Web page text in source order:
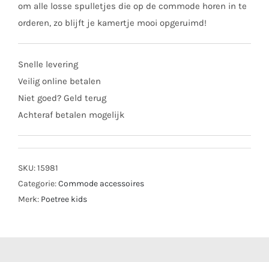
om alle losse spulletjes die op de commode horen in te
orderen, zo blijft je kamertje mooi opgeruimd!
Snelle levering
Veilig online betalen
Niet goed? Geld terug
Achteraf betalen mogelijk
SKU:15981
Categorie:Commode accessoires
Merk: Poetree kids